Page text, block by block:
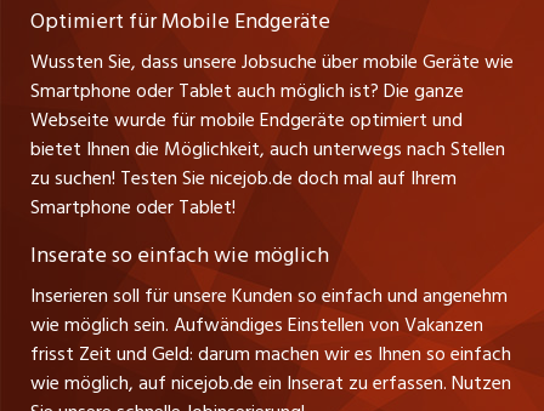
myjob.ch
schaffu.ch (VS)
ajourjob.ch
tagblatt.ch
FM1Today
Optimiert für Mobile Endgeräte
Wussten Sie, dass unsere Jobsuche über mobile Geräte wie
Smartphone oder Tablet auch möglich ist? Die ganze
Webseite wurde für mobile Endgeräte optimiert und
bietet Ihnen die Möglichkeit, auch unterwegs nach Stellen
zu suchen! Testen Sie nicejob.de doch mal auf Ihrem
Smartphone oder Tablet!
Inserate so einfach wie möglich
Inserieren soll für unsere Kunden so einfach und angenehm
wie möglich sein. Aufwändiges Einstellen von Vakanzen
frisst Zeit und Geld: darum machen wir es Ihnen so einfach
wie möglich, auf nicejob.de ein Inserat zu erfassen. Nutzen